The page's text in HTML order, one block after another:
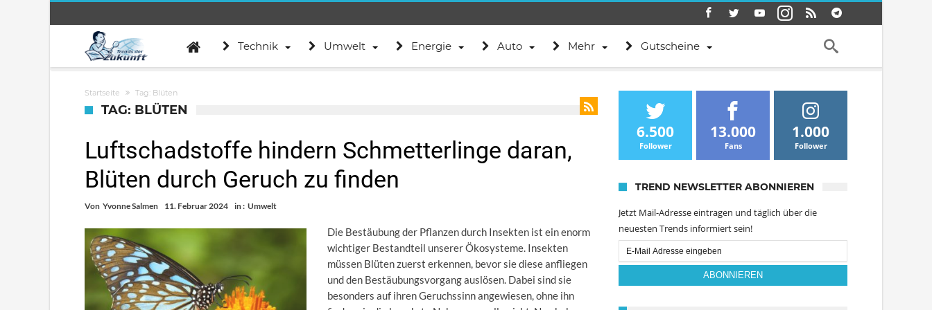
Technik Umwelt Energie Auto Mehr Gutscheine
Startseite Tag: Blüten
TAG: BLÜTEN
Luftschadstoffe hindern Schmetterlinge daran,
Blüten durch Geruch zu finden
Von Yvonne Salmen 11. Februar 2024 in : Umwelt
Die Bestäubung der Pflanzen durch Insekten ist ein enorm
wichtiger Bestandteil unserer Ökosysteme. Insekten
müssen Blüten zuerst erkennen, bevor sie diese anfliegen
und den Bestäubungsvorgang auslösen. Dabei sind sie
besonders auf ihren Geruchssinn angewiesen, ohne ihn
6.500
Follower
13.000
Fans
1.000
Follower
TREND NEWSLETTER ABONNIEREN
Jetzt Mail-Adresse eintragen und täglich über die
neuesten Trends informiert sein!
Email
Subscription
ABONNIEREN